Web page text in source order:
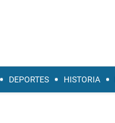
DEPORTES HISTORIA